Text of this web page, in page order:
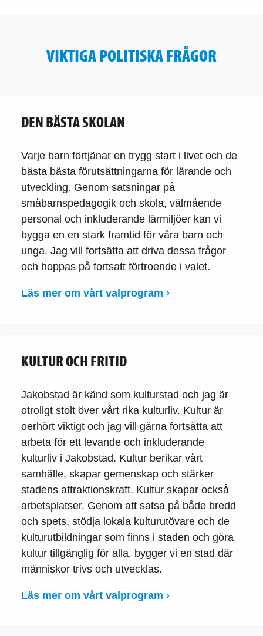
VIKTIGA POLITISKA FRÅGOR
DEN BÄSTA SKOLAN
Varje barn förtjänar en trygg start i livet och de
bästa bästa förutsättningarna för lärande och
utveckling. Genom satsningar på
småbarnspedagogik och skola, välmående
personal och inkluderande lärmiljöer kan vi
bygga en en stark framtid för våra barn och
unga. Jag vill fortsätta att driva dessa frågor
och hoppas på fortsatt förtroende i valet.
Läs mer om vårt valprogram ›
KULTUR OCH FRITID
Jakobstad är känd som kulturstad och jag är
otroligt stolt över vårt rika kulturliv. Kultur är
oerhört viktigt och jag vill gärna fortsätta att
arbeta för ett levande och inkluderande
kulturliv i Jakobstad. Kultur berikar vårt
samhälle, skapar gemenskap och stärker
stadens attraktionskraft. Kultur skapar också
arbetsplatser. Genom att satsa på både bredd
och spets, stödja lokala kulturutövare och de
kulturutbildningar som finns i staden och göra
kultur tillgänglig för alla, bygger vi en stad där
människor trivs och utvecklas.
Läs mer om vårt valprogram ›